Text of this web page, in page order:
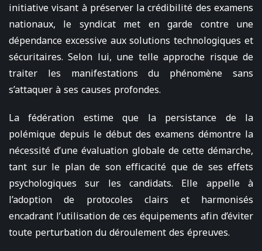
initiative visant à préserver la crédibilité des examens
nationaux, le syndicat met en garde contre une
dépendance excessive aux solutions technologiques et
sécuritaires. Selon lui, une telle approche risque de
traiter les manifestations du phénomène sans
s’attaquer à ses causes profondes.
La fédération estime que la persistance de la
polémique depuis le début des examens démontre la
nécessité d’une évaluation globale de cette démarche,
tant sur le plan de son efficacité que de ses effets
psychologiques sur les candidats. Elle appelle à
l’adoption de protocoles clairs et harmonisés
encadrant l’utilisation de ces équipements afin d’éviter
toute perturbation du déroulement des épreuves.